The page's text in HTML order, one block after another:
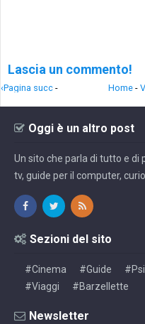
Lascia un commento!
‹Pagina succ - Home -
Oggi è un altro post
Un sito che parla di tutto e di
tv, guide per il computer,
Sezioni del sito
#Cinema #Guide
#Viaggi
#Barzellette
Newsletter